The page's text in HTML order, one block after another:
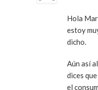
Hola
estoy
dicho.
Aún así
dices
el